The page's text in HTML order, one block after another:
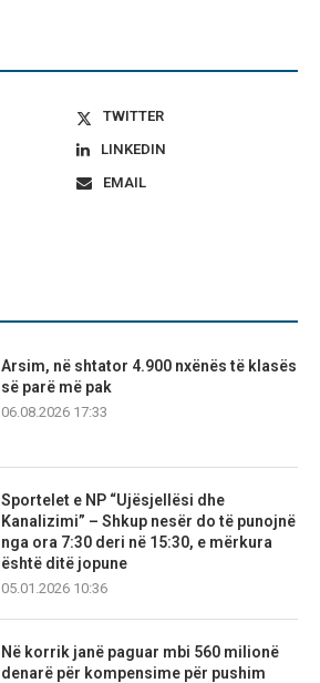
TWITTER
LINKEDIN
EMAIL
Arsim, në shtator 4.900 nxënës të klasës
së parë më pak
06.08.2026 17:33
Sportelet e NP “Ujësjellësi dhe
Kanalizimi” – Shkup nesër do të punojnë
nga ora 7:30 deri në 15:30, e mërkura
është ditë jopune
05.01.2026 10:36
Në korrik janë paguar mbi 560 milionë
denarë për kompensime për pushim